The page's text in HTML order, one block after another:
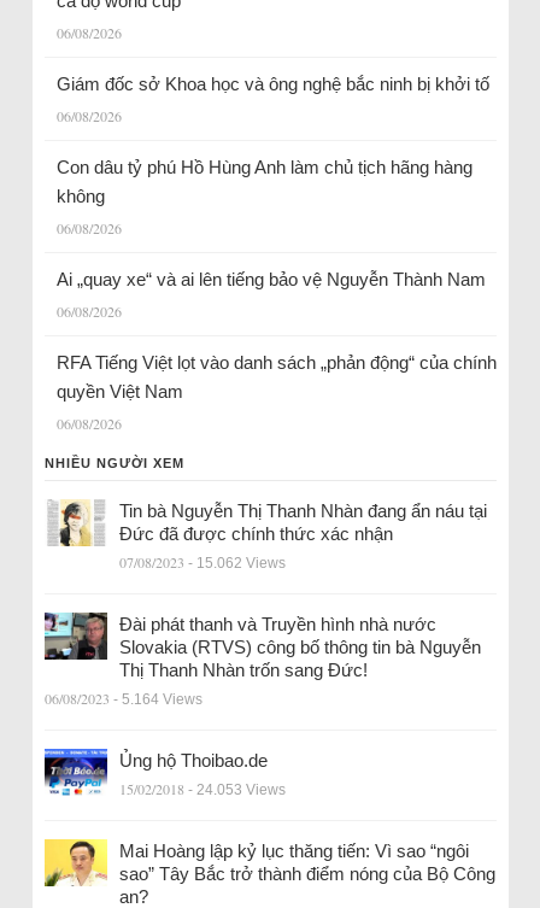
06/08/2026
Giám đốc sở Khoa học và ông nghệ bắc ninh bị khởi tố
06/08/2026
Con dâu tỷ phú Hồ Hùng Anh làm chủ tịch hãng hàng
không
06/08/2026
Ai „quay xe“ và ai lên tiếng bảo vệ Nguyễn Thành Nam
06/08/2026
RFA Tiếng Việt lọt vào danh sách „phản động“ của chính
quyền Việt Nam
06/08/2026
NHIỀU NGƯỜI XEM
Tin bà Nguyễn Thị Thanh Nhàn đang ẩn náu tại
Đức đã được chính thức xác nhận
07/08/2023 - 15.062 Views
Đài phát thanh và Truyền hình nhà nước
Slovakia (RTVS) công bố thông tin bà Nguyễn
Thị Thanh Nhàn trốn sang Đức!
06/08/2023 - 5.164 Views
Ủng hộ Thoibao.de
15/02/2018 - 24.053 Views
Mai Hoàng lập kỷ lục thăng tiến: Vì sao “ngôi
sao” Tây Bắc trở thành điểm nóng của Bộ Công
an?